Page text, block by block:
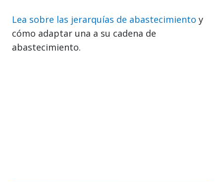
Lea sobre las jerarquías de abastecimiento y
cómo adaptar una a su cadena de
abastecimiento.